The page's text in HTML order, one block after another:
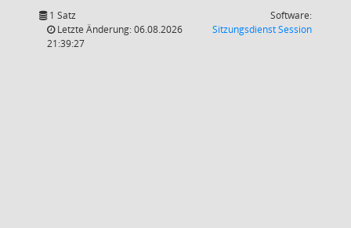
1 Satz
Letzte Änderung: 06.08.2026
21:39:27
Software:
SitzungsdienstSession(Wird in